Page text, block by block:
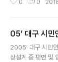
0 0
05’ 대구 시민
2005’ 대구 시민
상설계 중 평면 및